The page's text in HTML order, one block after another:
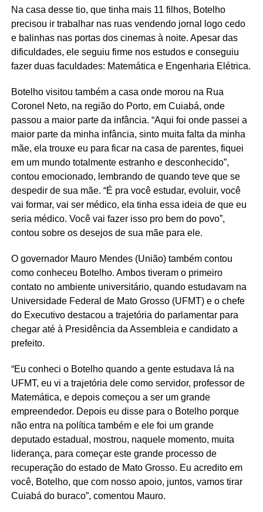
Na casa desse tio, que tinha mais 11 filhos, Botelho
precisou ir trabalhar nas ruas vendendo jornal logo cedo
e balinhas nas portas dos cinemas à noite. Apesar das
dificuldades, ele seguiu firme nos estudos e conseguiu
fazer duas faculdades: Matemática e Engenharia Elétrica.
Botelho visitou também a casa onde morou na Rua
Coronel Neto, na região do Porto, em Cuiabá, onde
passou a maior parte da infância. “Aqui foi onde passei a
maior parte da minha infância, sinto muita falta da minha
mãe, ela trouxe eu para ficar na casa de parentes, fiquei
em um mundo totalmente estranho e desconhecido”,
contou emocionado, lembrando de quando teve que se
despedir de sua mãe. “É pra você estudar, evoluir, você
vai formar, vai ser médico, ela tinha essa ideia de que eu
seria médico. Você vai fazer isso pro bem do povo”,
contou sobre os desejos de sua mãe para ele.
O governador Mauro Mendes (União) também contou
como conheceu Botelho. Ambos tiveram o primeiro
contato no ambiente universitário, quando estudavam na
Universidade Federal de Mato Grosso (UFMT) e o chefe
do Executivo destacou a trajetória do parlamentar para
chegar até à Presidência da Assembleia e candidato a
prefeito.
“Eu conheci o Botelho quando a gente estudava lá na
UFMT, eu vi a trajetória dele como servidor, professor de
Matemática, e depois começou a ser um grande
empreendedor. Depois eu disse para o Botelho porque
não entra na política também e ele foi um grande
deputado estadual, mostrou, naquele momento, muita
liderança, para começar este grande processo de
recuperação do estado de Mato Grosso. Eu acredito em
você, Botelho, que com nosso apoio, juntos, vamos tirar
Cuiabá do buraco”, comentou Mauro.